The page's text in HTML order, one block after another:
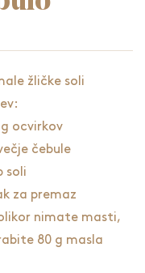
žličke soli
ocvirkov
čebule
soli
za premaz
nimate masti,
80 g masla